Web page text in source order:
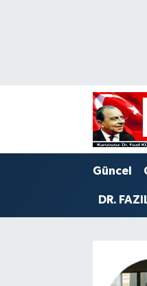
Güncel
DR.
Trafik Durumu
Puan Durumu ve